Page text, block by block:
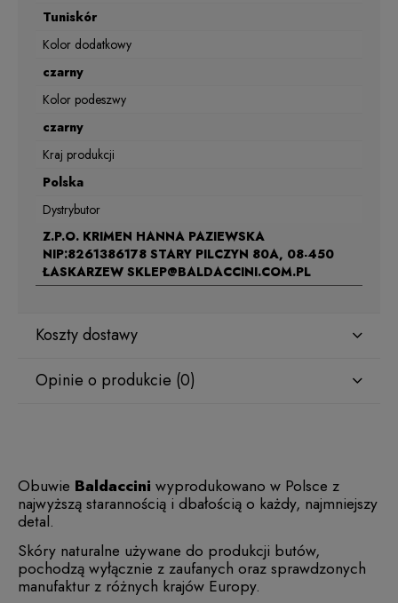
Tuniskór
Kolor dodatkowy
czarny
Kolor podeszwy
czarny
Kraj produkcji
Polska
Dystrybutor
Z.P.O. KRIMEN HANNA PAZIEWSKA
NIP:8261386178 STARY PILCZYN 80A, 08-450
ŁASKARZEW SKLEP@BALDACCINI.COM.PL
Koszty dostawy
Opinie o produkcie (0)
Obuwie Baldaccini wyprodukowano w Polsce z
najwyższą starannością i dbałością o każdy, najmniejszy
detal.
Skóry naturalne używane do produkcji butów,
pochodzą wyłącznie z zaufanych oraz sprawdzonych
manufaktur z różnych krajów Europy.